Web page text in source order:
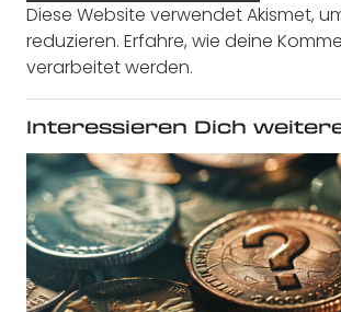
Diese Website verwendet Akismet,
reduzieren. Erfahre, wie deine
verarbeitet werden.
Interessieren Dich